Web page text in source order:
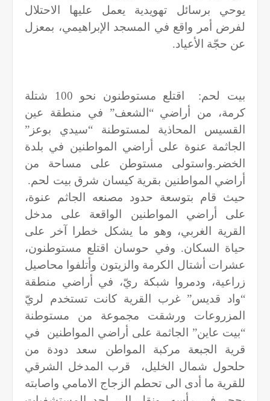
يوحي برسائل تهويدية يعمل عليها الاحتلال
لفرض أمر واقع في المسجد الإبراهيمي، بمعزل
عن حجّة الأعياد.
بيت لحم:
اقتلع مستوطنون نحو 100 شتلة
كرمة، من أراضي “الشعف” في منطقة عين
القسيس المحاذية لمستوطنة “سيدي بوعز”
الجاثمة عنوة على أراضي المواطنين في بلدة
الخضر.واستولى مستوطن على مساحة من
أراضي المواطنين بقرية كيسان شرق بيت لحم.
حيث قام بتوسعة حدود مصنعه الجاثم عنوة،
على أراضي المواطنين الواقعة على مدخل
القرية الغربي، وهو ما يشكل خطرا آخر على
حياة السكان. وفي حوسان اقتلع مستوطنون،
عشرات أشتال الكرمة والزيتون وأتلفوا محاصيل
زراعية، ودمروا شبكة ريّ، في أراضي منطقة
“واد قديس” غرب القرية كانت تستخدم لريّ
المزروعات ورشقت مجموعة من مستوطنة
“بيت عاين” الجاثمة على أراضي المواطنين
في
قرية الجبعة مركبة المواطن سعد دودة من
حلحول شمال الخليل،
قرب المدخل الشرقي
للقرية ما أدى الى تحطم الزجاج الامامي واصابته